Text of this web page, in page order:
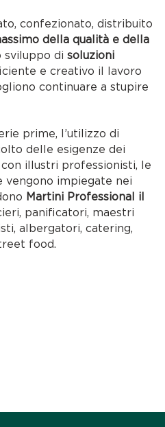
confezionato, distribuito
della qualità e della
sviluppo disoluzioni
e creativo il lavoro
continuare a stupire
prime, l’utilizzo di
delle esigenze dei
illustri professionisti, le
vengono impiegate nei
Martini Professional il
panificatori, maestri
albergatori, catering,
food.